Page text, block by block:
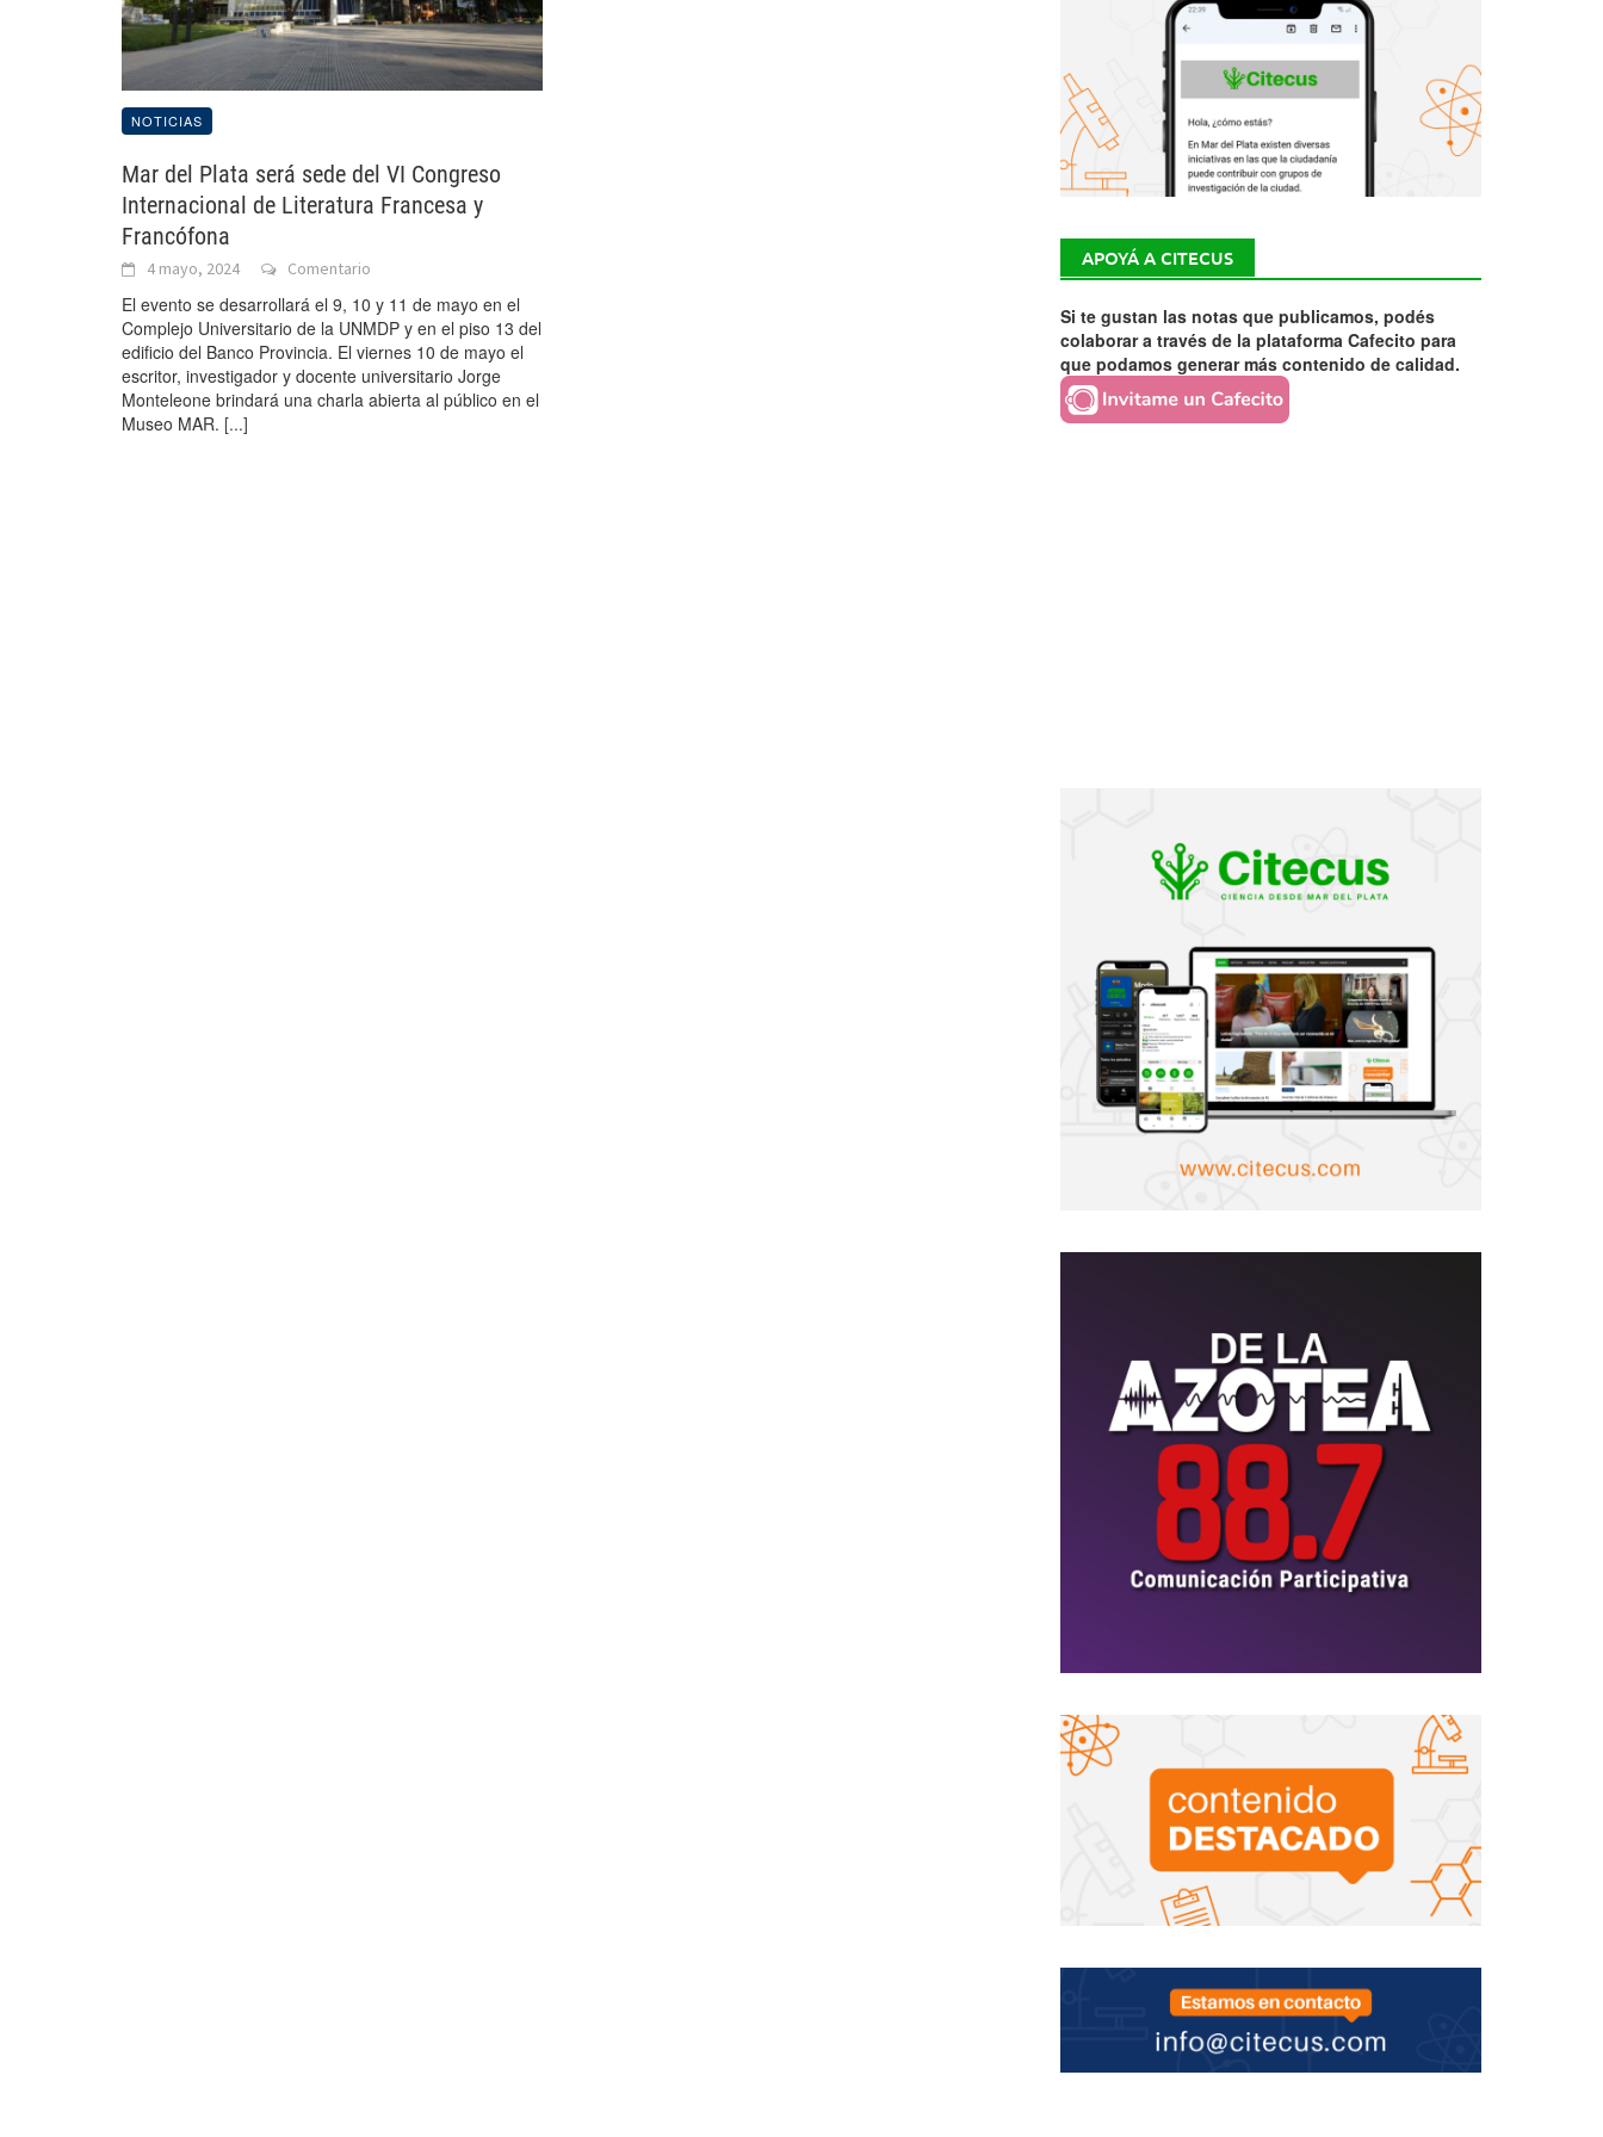
NOTICIAS
Mar del Plata será sede del VI Congreso
Internacional de Literatura Francesa y
Francófona
4 mayo, 2024 Comentario
El evento se desarrollará el 9, 10 y 11 de mayo en el
Complejo Universitario de la UNMDP y en el piso 13 del
edificio del Banco Provincia. El viernes 10 de mayo el
escritor, investigador y docente universitario Jorge
Monteleone brindará una charla abierta al público en el
Museo MAR. [...]
APOYÁ A CITECUS
Si te gustan las notas que publicamos, podés
colaborar a través de la plataforma Cafecito para
que podamos generar más contenido de calidad.